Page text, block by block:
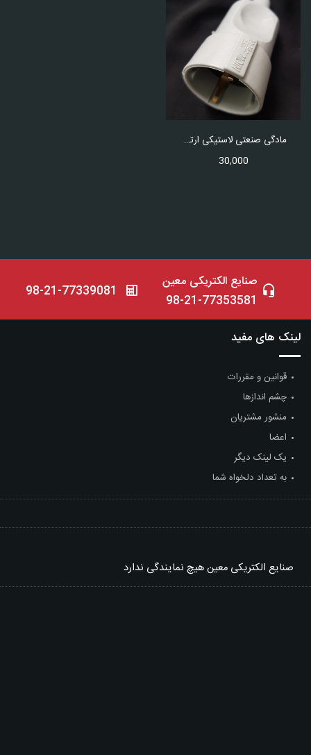
مادگی صنعتی لاستیکی ارتدار برنجی
30,000
صنایع الکتریکی معین
98-21-77353581
لینک های مفید
قوانین و مقررات
چشم اندازها
منشور مشتریان
اعضا
یک لینک دیگر
به تعداد دلخواه شما
صنایع الکتریکی معینهیچ نمایندگی ندارد